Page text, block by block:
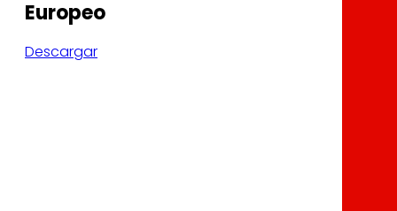
Europeo
Descargar